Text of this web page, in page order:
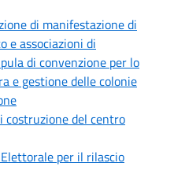
di manifestazione di
e associazioni di
di convenzione per lo
e gestione delle colonie
del centro
per il rilascio